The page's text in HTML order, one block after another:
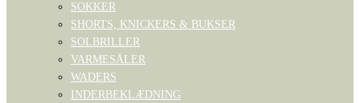
SOKKER
SHORTS, KNICKERS & BUKSER
SOLBRILLER
VARMESÅLER
WADERS
INDERBEKLÆDNING